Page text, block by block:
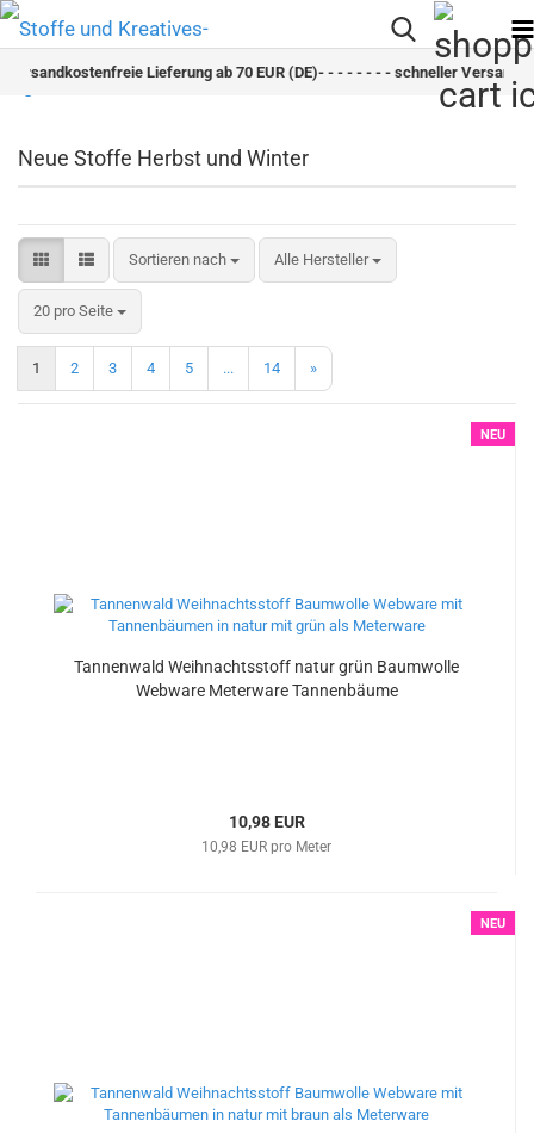
Lieferung ab 70 EUR (DE)- - - - - - - - schneller Versand - - - - - -
Neue Stoffe Herbst und Winter
Sortieren nach
Sortieren nach Alle Hersteller
20 pro Seite
pro Seite
1 2 3 4 5 ... 14 »
NEU
Tannenwald Weihnachtsstoff natur grün Baumwolle
Webware Meterware Tannenbäume
10,98 EUR
10,98 EUR pro Meter
NEU